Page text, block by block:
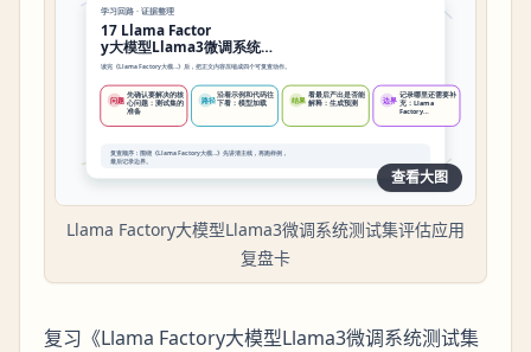
查看大图
Llama Factory大模型Llama3微调系统测试集评估应用
复盘卡
复习《Llama Factory大模型Llama3微调系统测试集